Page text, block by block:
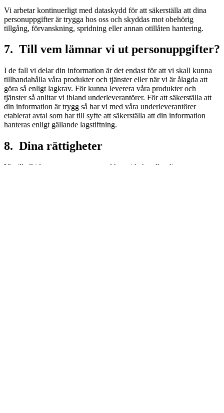
Vi arbetar kontinuerligt med dataskydd för att säkerställa att dina
personuppgifter är trygga hos oss och skyddas mot obehörig
tillgång, förvanskning, spridning eller annan otillåten hantering.
7. Till vem lämnar vi ut personuppgifter?
I de fall vi delar din information är det endast för att vi skall kunna
tillhandahålla våra produkter och tjänster eller när vi är ålagda att
göra så enligt lagkrav. För kunna leverera våra produkter och
tjänster så anlitar vi ibland underleverantörer. För att säkerställa att
din information är trygg så har vi med våra underleverantörer
etablerat avtal som har till syfte att säkerställa att din information
hanteras enligt gällande lagstiftning.
8. Dina rättigheter
Vi vill alltid vara transparenta med hur vi behandlar dina